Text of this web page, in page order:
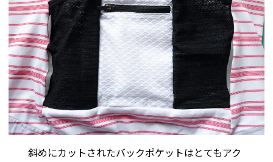
斜めにカットされたバックポケットはとてもアク